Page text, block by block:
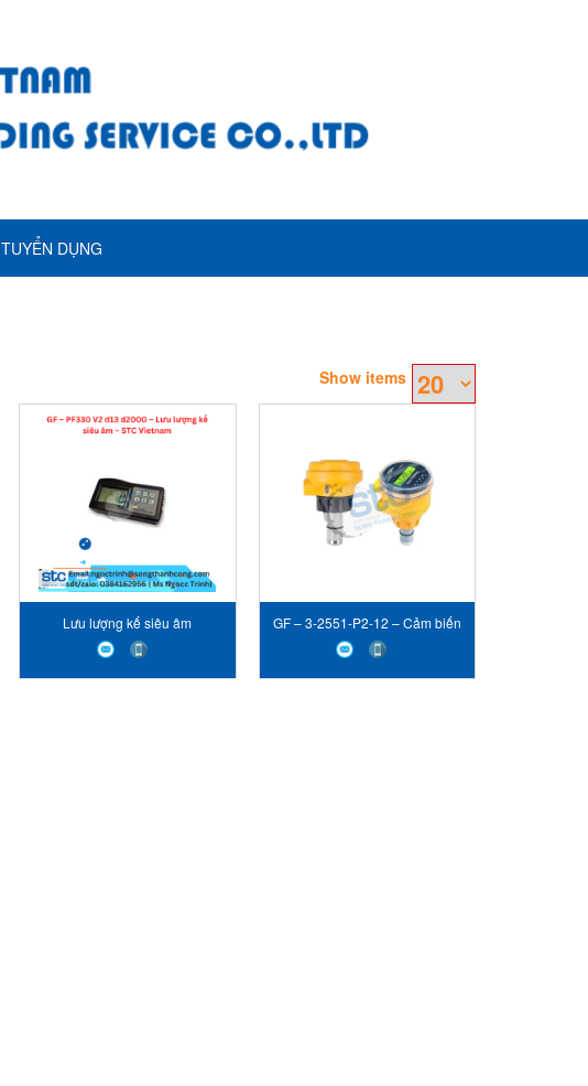
TUYỂN DỤNG
Show items
Lưu lượng kế siêu âm
GF – 3-2551-P2-12 – Cảm biến
lưu lượng – STC Vietnam